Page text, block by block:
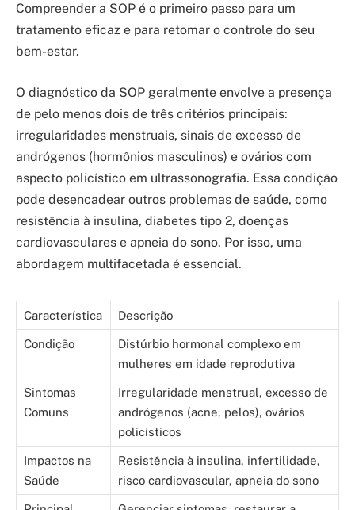
Compreender a SOP é o primeiro passo para um
tratamento eficaz e para retomar o controle do seu
bem-estar.
O diagnóstico da SOP geralmente envolve a presença
de pelo menos dois de três critérios principais:
irregularidades menstruais, sinais de excesso de
andrógenos (hormônios masculinos) e ovários com
aspecto policístico em ultrassonografia. Essa condição
pode desencadear outros problemas de saúde, como
resistência à insulina, diabetes tipo 2, doenças
cardiovasculares e apneia do sono. Por isso, uma
abordagem multifacetada é essencial.
Característica Descrição
Condição
Distúrbio hormonal complexo em
mulheres em idade reprodutiva
Sintomas
Comuns
Irregularidade menstrual, excesso de
andrógenos (acne, pelos), ovários
policísticos
Impactos na
Saúde
Resistência à insulina, infertilidade,
risco cardiovascular, apneia do sono